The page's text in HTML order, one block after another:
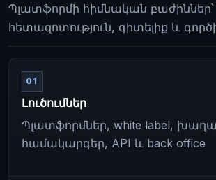
Պլատֆորմի հիմնական բաժիններ՝
հետազոտություն, գիտելիք և
01
Լուծումներ
Պլատֆորմներ, white label,
համակարգեր, API և back office